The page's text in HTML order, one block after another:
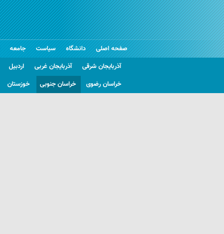
صفحه اصلی دانشگاه سیاست جامعه
آذربایجان شرقی
آذربایجان غربی اردبیل
خراسان رضوی
خراسان جنوبی خوزستان